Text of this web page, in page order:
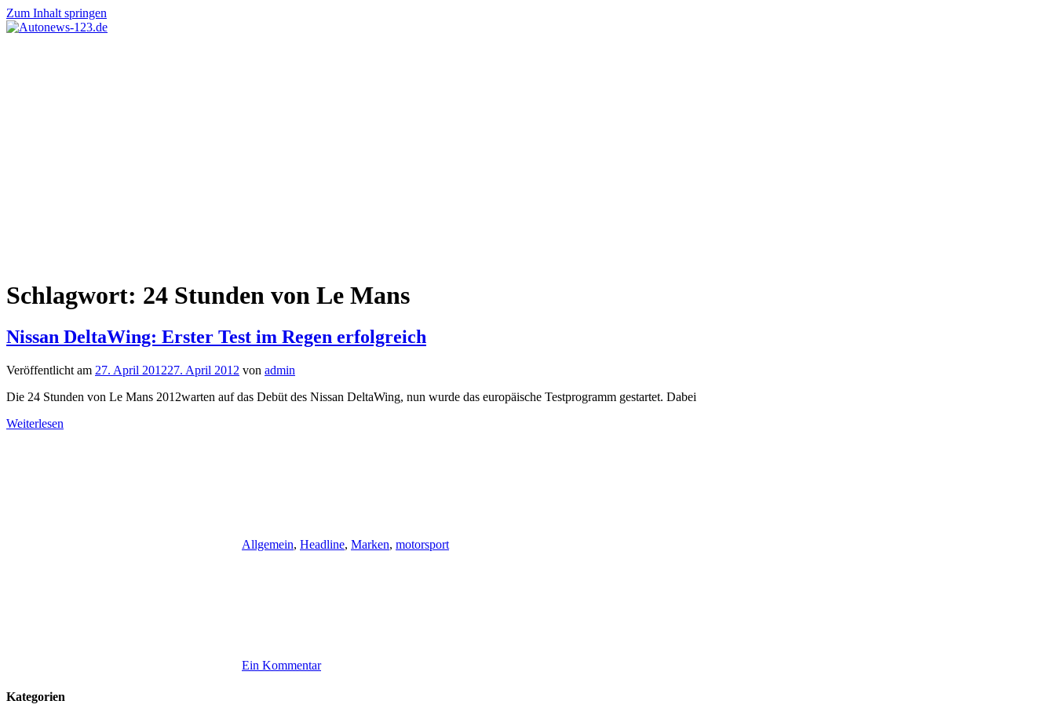
Zum Inhalt springen
Schlagwort: 24 Stunden von Le Mans
Nissan DeltaWing: Erster Test im Regen erfolgreich
Veröffentlicht am 27. April 201227. April 2012 von admin
Die 24 Stunden von Le Mans 2012warten auf das Debüt des Nissan DeltaWing, nun wurde das europäische Testprogramm gestartet. Dabei
Weiterlesen
Allgemein, Headline, Marken, motorsport
Ein Kommentar
Kategorien